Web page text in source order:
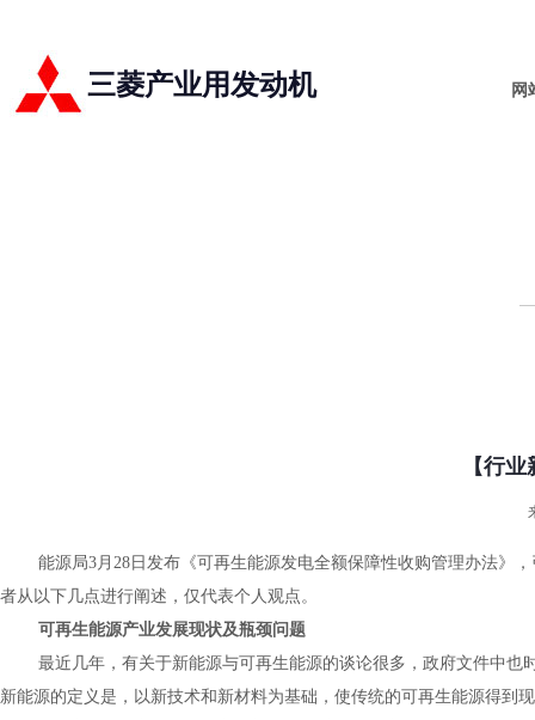
网
三菱产业用发动机
【行
能源局3月 28 日发布《可再生能源发电全额保障性收购管理办法》
者从以下几点进行阐述，仅代表个人观点。
可再生能源产业发展现状及瓶颈问题
最近几年，有关于新能源与可再生能源的谈论很多，政府文件中
新能源的定义是，以新技术和新材料为基础，使传统的可再生能源得到